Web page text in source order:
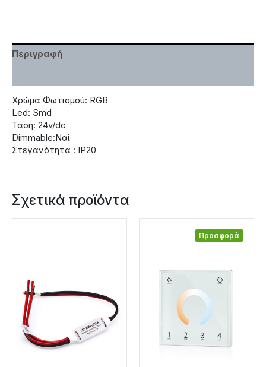
Περιγραφή
Χρώμα Φωτισμού: RGB
Led: Smd
Τάση: 24v/dc
Dimmable:Ναί
Στεγανότητα : IP20
Σχετικά προϊόντα
Προσφορά